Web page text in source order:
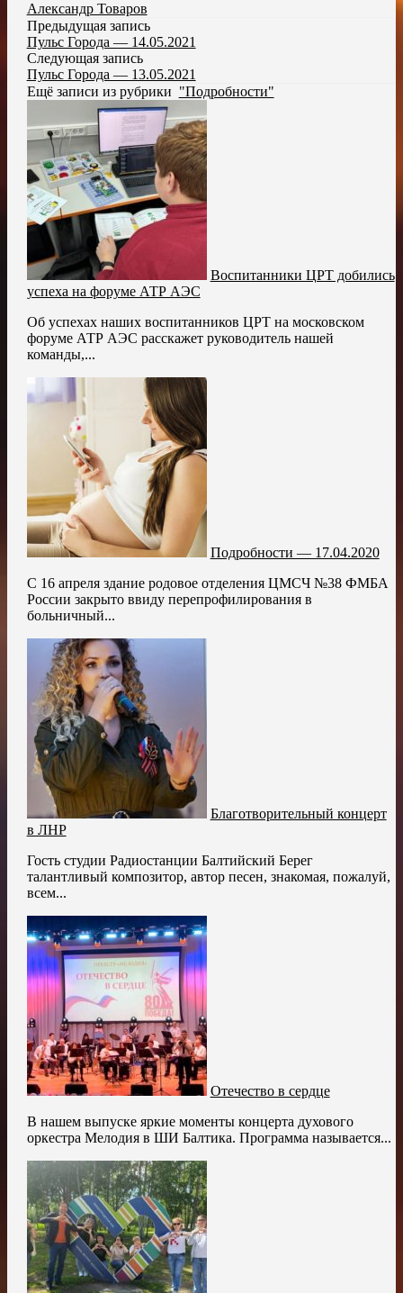
Александр Товаров
Предыдущая запись
Пульс Города — 14.05.2021
Следующая запись
Пульс Города — 13.05.2021
Ещё записи из рубрики "Подробности"
Воспитанники ЦРТ добились
успеха на форуме АТР АЭС
Об успехах наших воспитанников ЦРТ на московском
форуме АТР АЭС расскажет руководитель нашей
команды,...
Подробности — 17.04.2020
С 16 апреля здание родовое отделения ЦМСЧ №38 ФМБА
России закрыто ввиду перепрофилирования в
больничный...
Благотворительный концерт
в ЛНР
Гость студии Радиостанции Балтийский Берег
талантливый композитор, автор песен, знакомая, пожалуй,
всем...
Отечество в сердце
В нашем выпуске яркие моменты концерта духового
оркестра Мелодия в ШИ Балтика. Программа называется...